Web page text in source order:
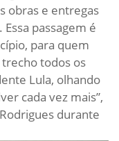
obras e entregas
passagem é
para quem
todos os
Lula, olhando
cada vez mais”,
durante